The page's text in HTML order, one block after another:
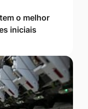
o melhor
iniciais